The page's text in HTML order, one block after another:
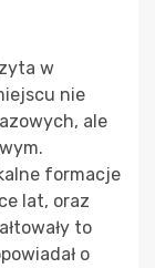
w
nie
ale
formacje
lat, oraz
to
o